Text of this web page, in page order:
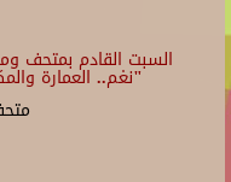
السبت القادم بمتحف
"نغم.. العمارة